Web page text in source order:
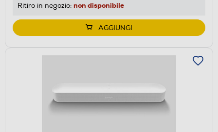
Ritiro in negozio: non disponibile
AGGIUNGI